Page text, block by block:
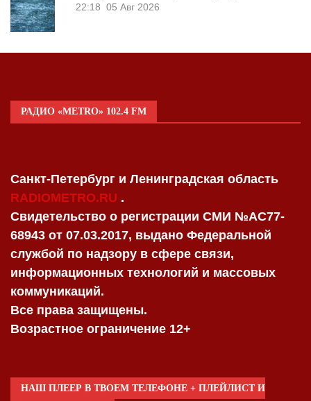
22:18 05 Авг 2026
РАДИО «METRO» 102.4 FM
Санкт-Петербург и Ленинградская область
RADIOMETRO.RU .
Свидетельство о регистрации СМИ №AC77-
68943 от 07.03.2017, выдано Федеральной
службой по надзору в сфере связи,
информационных технологий и массовых
коммуникаций.
Все права защищены.
Возрастное ограничение 12+
НАШ ПЛЕЕР В ТВОЕМ ТЕЛЕФОНЕ + ПЛЕЙЛИСТ И